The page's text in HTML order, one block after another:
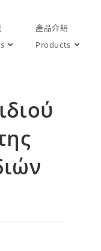
產品介紹
Products